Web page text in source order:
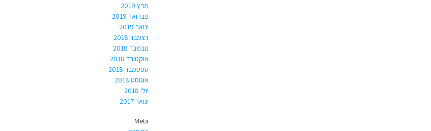
מרץ 2019
פברואר 2019
ינואר 2019
דצמבר 2018
נובמבר 2018
אוקטובר 2018
ספטמבר 2018
אוגוסט 2018
יולי 2018
ינואר 2017
Meta